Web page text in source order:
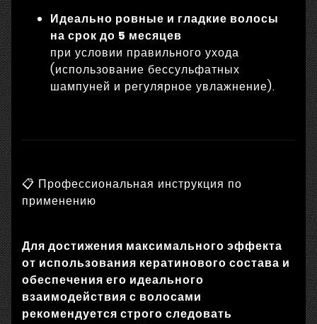
Идеально ровные и гладкие волосы
на срок до 5 месяцев
при условии правильного ухода
(использование бессульфатных
шампуней и регулярное увлажнение).
📋 Профессиональная инструкция по
применению
Для достижения максимального эффекта
от использования кератинового состава и
обеспечения его идеального
взаимодействия с волосами
рекомендуется строго следовать